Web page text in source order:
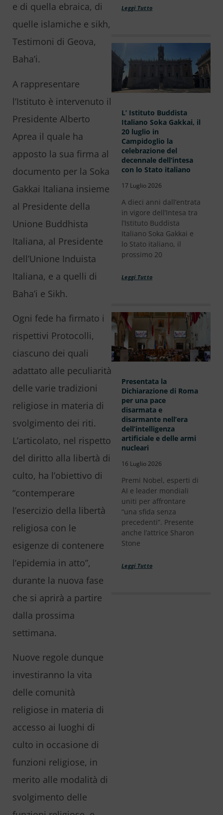
e di quella ebraica, di
quelle islamiche e sikh,
Testimoni di Geova,
Baha’i.
A rappresentare
l’Istituto è intervenuto il
Presidente Alberto
Aprea il quale ha
apposto la sua firma al
documento per la Soka
Gakkai Italiana insieme
al Presidente della
Unione Buddhista
Italiana, al Presidente
dell’Unione Induista
Italiana, e a quelli di
Baha’i e Sikh.
Ogni fede ha firmato i
rispettivi Protocolli,
ciascuno dei quali
adattato alle peculiarità
delle varie tradizioni
religiose in materia di
svolgimento dei riti.
L’articolato, nel rispetto
del diritto alla libertà di
culto, ha l’obiettivo di
“contemperare
l’esercizio della libertà
religiosa con le
esigenze di contenere
l’epidemia in atto”,
durante la nuova fase
che si aprirà a partire
dalla prossima
settimana.
Nuove regole dunque
investiranno la vita
delle comunità
religiose in materia di
accesso ai luoghi di
culto in occasione di
funzioni religiose, in
merito alle modalità di
svolgimento delle
Leggi Tutto
L’ Istituto Buddista
Italiano Soka Gakkai, il
20 luglio in
Campidoglio la
celebrazione del
decennale dell’intesa
con lo Stato italiano
17 Luglio 2026
A dieci anni dall’entrata
in vigore dell’Intesa tra
l’Istituto Buddista
Italiano Soka Gakkai e
lo Stato italiano, il
prossimo 20
Leggi Tutto
Presentata la
Dichiarazione di Roma
per una pace
disarmata e
disarmante nell’era
dell’intelligenza
artificiale e delle armi
nucleari
16 Luglio 2026
Premi Nobel, esperti di
AI e leader mondiali
uniti per affrontare
“una sfida senza
precedenti”. Presente
anche l’attrice Sharon
Stone
Leggi Tutto